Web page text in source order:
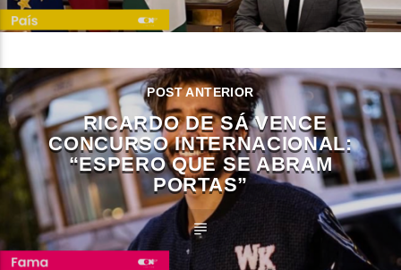
POST ANTERIOR
RICARDO DE SÁ VENCE
CONCURSO INTERNACIONAL:
“ESPERO QUE SE ABRAM
PORTAS”